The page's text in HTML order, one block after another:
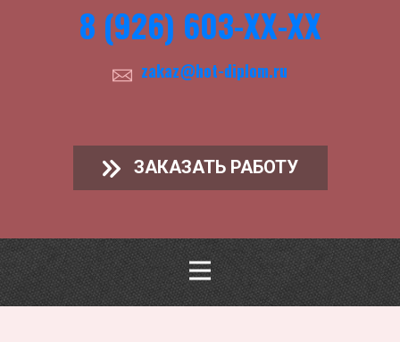
8 (926) 603-ХХ-ХХ
zakaz@hot-diplom.ru
ЗАКАЗАТЬ РАБОТУ